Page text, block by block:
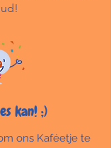
kan! ;)
ons Kaféetje te